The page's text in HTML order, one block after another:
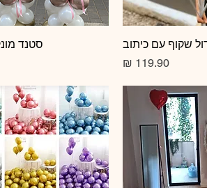
מהירהשקוף עם כיתוב
מחיר
תצוגה מהירה
סטנד מונקו 4